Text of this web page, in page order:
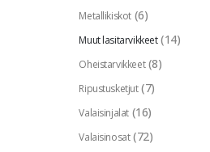
Metallikiskot (6)
Muut lasitarvikkeet (14)
Oheistarvikkeet (8)
Ripustusketjut (7)
Valaisinjalat (16)
Valaisinosat (72)